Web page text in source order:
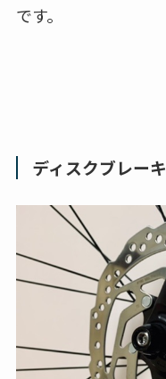
です。
ディスクブレーキ